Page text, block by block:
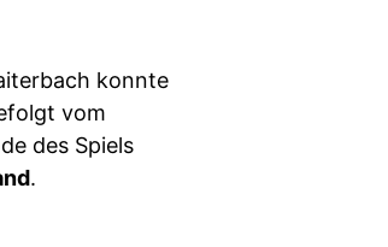
konnte
vom
des Spiels
.